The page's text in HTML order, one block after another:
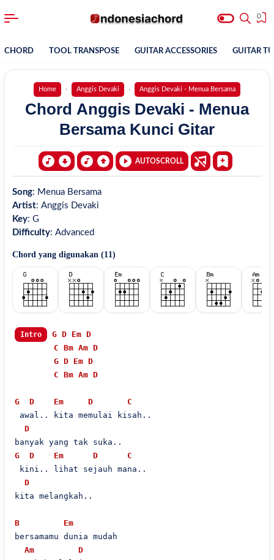
0
CHORD TOOL TRANSPOSE GUITAR ACCESSORIES GUITAR
Home Anggis Devaki Anggis Devaki - Menua Bersama
Chord Anggis Devaki - Menua
Bersama Kunci Gitar
AUTOSCROLL
Song: Menua Bersama
Artist: Anggis Devaki
Key: G
Difficulty: Advanced
Chord yang digunakan (11)
Intro G D Em D
C Bm Am D
G D Em D
C Bm Am D
G D Em D
C
awal.. kita memulai kisah..
D
G
D Em D
C
kini.. lihat sejauh mana..
D
kita melangkah..
B
Em
bersamamu dunia mudah
Am
D